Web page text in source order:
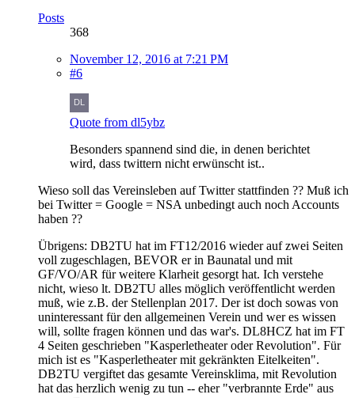
Posts
368
November 12, 2016 at 7:21 PM
#6
Quote from dl5ybz
Besonders spannend sind die, in denen berichtet
wird, dass twittern nicht erwünscht ist..
Wieso soll das Vereinsleben auf Twitter stattfinden ?? Muß ich
bei Twitter = Google = NSA unbedingt auch noch Accounts
haben ??
Übrigens: DB2TU hat im FT12/2016 wieder auf zwei Seiten
voll zugeschlagen, BEVOR er in Baunatal und mit
GF/VO/AR für weitere Klarheit gesorgt hat. Ich verstehe
nicht, wieso lt. DB2TU alles möglich veröffentlicht werden
muß, wie z.B. der Stellenplan 2017. Der ist doch sowas von
uninteressant für den allgemeinen Verein und wer es wissen
will, sollte fragen können und das war's. DL8HCZ hat im FT
4 Seiten geschrieben "Kasperletheater oder Revolution". Für
mich ist es "Kasperletheater mit gekränkten Eitelkeiten".
DB2TU vergiftet das gesamte Vereinsklima, mit Revolution
hat das herzlich wenig zu tun -- eher "verbrannte Erde" aus